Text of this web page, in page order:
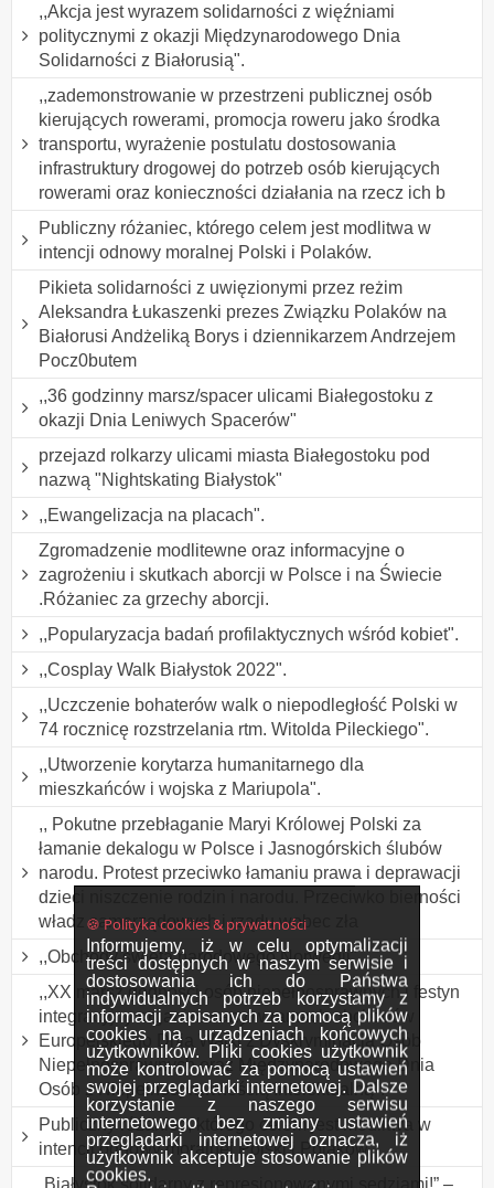
🍪 Polityka cookies & prywatności
Informujemy, iż w celu optymalizacji
treści dostępnych w naszym serwisie i
dostosowania ich do Państwa
indywidualnych potrzeb korzystamy z
informacji zapisanych za pomocą plików
cookies na urządzeniach końcowych
użytkowników. Pliki cookies użytkownik
może kontrolować za pomocą ustawień
swojej przeglądarki internetowej. Dalsze
korzystanie z naszego serwisu
internetowego bez zmiany ustawień
przeglądarki internetowej oznacza, iż
użytkownik akceptuje stosowanie plików
cookies.
,,Akcja jest wyrazem solidarności z więźniami
politycznymi z okazji Międzynarodowego Dnia
Solidarności z Białorusią".
,,zademonstrowanie w przestrzeni publicznej osób
kierujących rowerami, promocja roweru jako środka
transportu, wyrażenie postulatu dostosowania
infrastruktury drogowej do potrzeb osób kierujących
rowerami oraz konieczności działania na rzecz ich b
Publiczny różaniec, którego celem jest modlitwa w
intencji odnowy moralnej Polski i Polaków.
Pikieta solidarności z uwięzionymi przez reżim
Aleksandra Łukaszenki prezes Związku Polaków na
Białorusi Andżeliką Borys i dziennikarzem Andrzejem
Pocz0butem
,,36 godzinny marsz/spacer ulicami Białegostoku z
okazji Dnia Leniwych Spacerów"
przejazd rolkarzy ulicami miasta Białegostoku pod
nazwą "Nightskating Białystok"
,,Ewangelizacja na placach".
Zgromadzenie modlitewne oraz informacyjne o
zagrożeniu i skutkach aborcji w Polsce i na Świecie
.Różaniec za grzechy aborcji.
,,Popularyzacja badań profilaktycznych wśród kobiet".
,,Cosplay Walk Białystok 2022".
,,Uczczenie bohaterów walk o niepodległość Polski w
74 rocznicę rozstrzelania rtm. Witolda Pileckiego".
,,Utworzenie korytarza humanitarnego dla
mieszkańców i wojska z Mariupola".
,, Pokutne przebłaganie Maryi Królowej Polski za
łamanie dekalogu w Polsce i Jasnogórskich ślubów
narodu. Protest przeciwko łamaniu prawa i deprawacji
dzieci niszczenie rodzin i narodu. Przeciwko bierności
władz samorządowych i rządu wobec zła
,,Obchody święta narodowego Norwegii".
,,XX marsz godności osób niepełnosprawnych i festyn
integracyjny organizowany w ramach obchodów
Europejskiego Dnia Walki z Dyskryminacją Osób
Niepełnosprawnych oraz Międzynarodowego Dnia
Osób z Niepełnosprawnością Intelektualną".
Publiczny różaniec, którego celem jest modlitwa w
intencji odnowy moralnej Polski i Polaków.
„Białystok solidarny z represjonowanymi sędziami!” –